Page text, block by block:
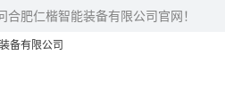
合肥仁楷智能装备有限公司官网！